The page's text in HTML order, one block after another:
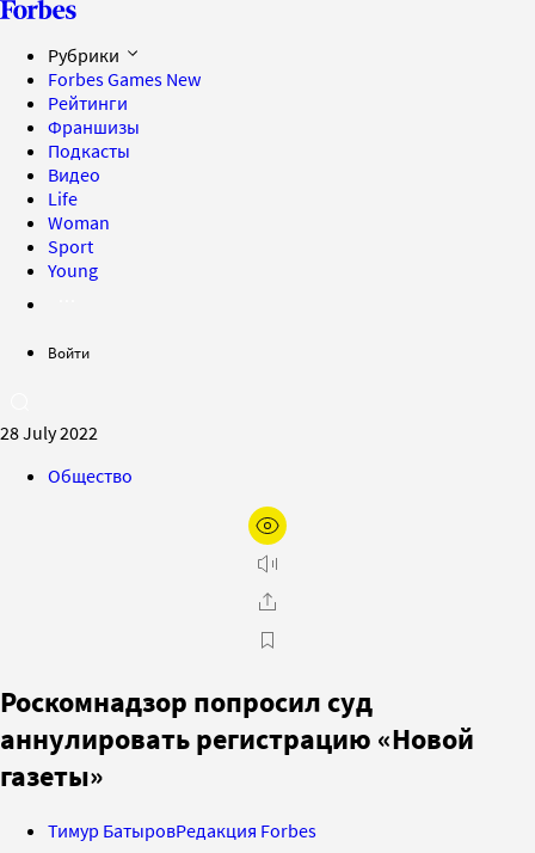
Рубрики
Forbes Games New
Рейтинги
Франшизы
Подкасты
Видео
Life
Woman
Sport
Young
Войти
28 July 2022
Общество
Роскомнадзор попросил суд
аннулировать регистрацию «Новой
газеты»
Тимур БатыровРедакция Forbes